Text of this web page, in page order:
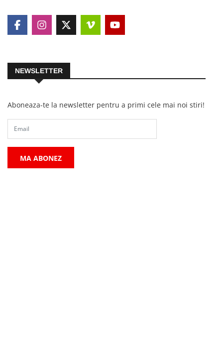
NEWSLETTER
Aboneaza-te la newsletter pentru a primi cele mai noi stiri!
MA ABONEZ